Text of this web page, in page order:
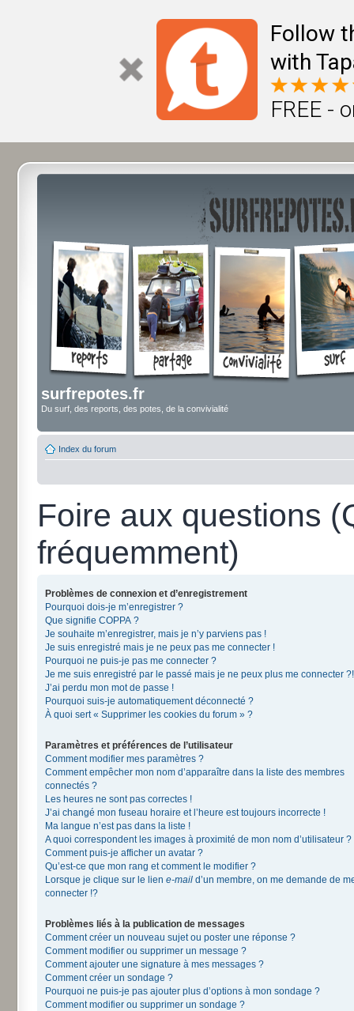
Follow
with
FREE -
surfrepotes.fr
Du surf, des reports, des potes, de la convivialité
Index du forum
Foire aux questions
fréquemment)
Problèmes de connexion et d’enregistrement
Pourquoi dois-je m’enregistrer ?
Que signifie COPPA ?
Je souhaite m’enregistrer, mais je n’y parviens pas !
Je suis enregistré mais je ne peux pas me connecter !
Pourquoi ne puis-je pas me connecter ?
Je me suis enregistré par le passé mais je ne peux plus me connecter ?!
J’ai perdu mon mot de passe !
Pourquoi suis-je automatiquement déconnecté ?
À quoi sert « Supprimer les cookies du forum » ?
Paramètres et préférences de l’utilisateur
Comment modifier mes paramètres ?
Comment empêcher mon nom d’apparaître dans la liste des membres
connectés ?
Les heures ne sont pas correctes !
J’ai changé mon fuseau horaire et l’heure est toujours incorrecte !
Ma langue n’est pas dans la liste !
A quoi correspondent les images à proximité de mon nom d’utilisateur ?
Comment puis-je afficher un avatar ?
Qu’est-ce que mon rang et comment le modifier ?
Lorsque je clique sur le lien e-mail d’un membre, on me demande de
connecter !?
Problèmes liés à la publication de messages
Comment créer un nouveau sujet ou poster une réponse ?
Comment modifier ou supprimer un message ?
Comment ajouter une signature à mes messages ?
Comment créer un sondage ?
Pourquoi ne puis-je pas ajouter plus d’options à mon sondage ?
Comment modifier ou supprimer un sondage ?